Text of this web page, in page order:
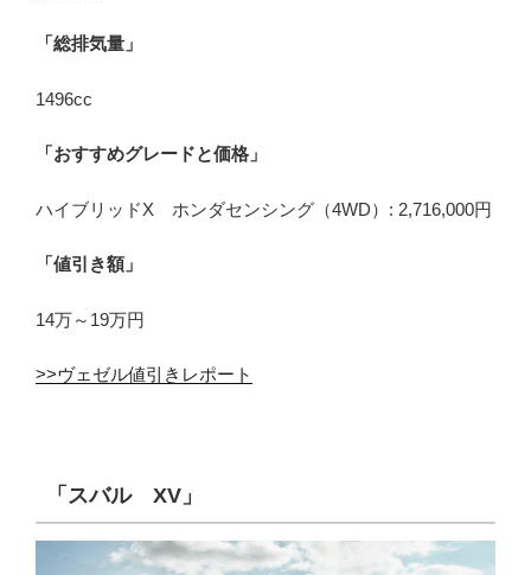
「総排気量」
1496cc
「おすすめグレードと価格」
ハイブリッドX ホンダセンシング（4WD）: 2,716,000円
「値引き額」
14万～19万円
>>ヴェゼル値引きレポート
「スバル XV」